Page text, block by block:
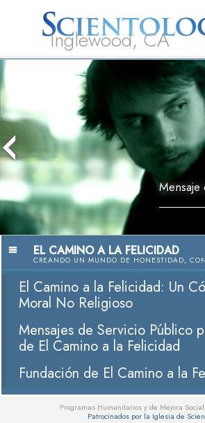
Inglewood, CA
Acerca de
L. Ronald
Hubbard
Ministros
EL CAMINO A LA FELICIDAD
CREANDO UN MUNDO DE HONESTIDAD,
El Camino a la Felicidad: Un
Moral No Religioso
Mensajes de Servicio Público
de El Camino a la Felicidad
Fundación de El Camino a la
Programas Humanitarios y de Mejora
Patrocinados por la Iglesia de